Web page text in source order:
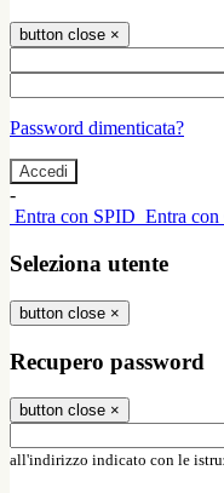
button close ×
Password dimenticata?
-
Entra con SPID Entra con
Seleziona utente
button close ×
Recupero password
button close ×
all'indirizzo indicato con le